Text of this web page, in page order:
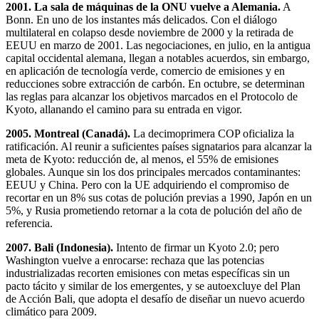
2001. La sala de máquinas de la ONU vuelve a Alemania.A
Bonn. En uno de los instantes más delicados. Con el diálogo
multilateral en colapso desde noviembre de 2000 y la retirada de
EEUU en marzo de 2001. Las negociaciones, en julio, en la antigua
capital occidental alemana, llegan a notables acuerdos, sin embargo,
en aplicación de tecnología verde, comercio de emisiones y en
reducciones sobre extracción de carbón. En octubre, se determinan
las reglas para alcanzar los objetivos marcados en el Protocolo de
Kyoto, allanando el camino para su entrada en vigor.
2005. Montreal (Canadá). La decimoprimera COP oficializa la
ratificación. Al reunir a suficientes países signatarios para alcanzar la
meta de Kyoto: reducción de, al menos, el 55% de emisiones
globales. Aunque sin los dos principales mercados contaminantes:
EEUU y China. Pero con la UE adquiriendo el compromiso de
recortar en un 8% sus cotas de polución previas a 1990, Japón en un
5%, y Rusia prometiendo retornar a la cota de polución del año de
referencia.
2007. Bali (Indonesia). Intento de firmar un Kyoto 2.0; pero
Washington vuelve a enrocarse: rechaza que las potencias
industrializadas recorten emisiones con metas específicas sin un
pacto tácito y similar de los emergentes, y se autoexcluye del Plan
de Acción Bali, que adopta el desafío de diseñar un nuevo acuerdo
climático para 2009.